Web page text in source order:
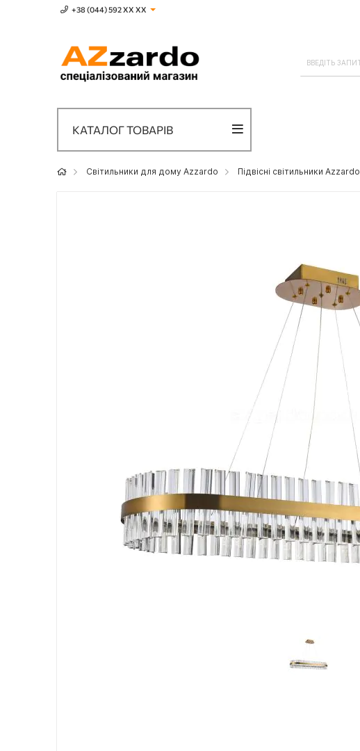
+38 (044) 592 XХ ХХ
КАТАЛОГ ТОВАРІВ
Світильники для дому Azzardo Підвісні світильники Azzardo